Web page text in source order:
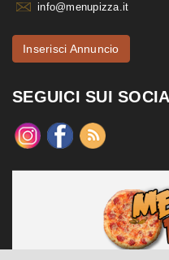
info@menupizza.it
Inserisci Annuncio
SEGUICI SUI